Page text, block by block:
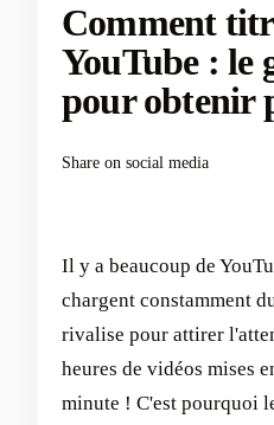
Comment
YouTube : le
pour obtenir
Share on social media
Il y a beaucoup de
chargent constamment
rivalise pour attirer
heures de vidéos mises
minute ! C'est pourquoi